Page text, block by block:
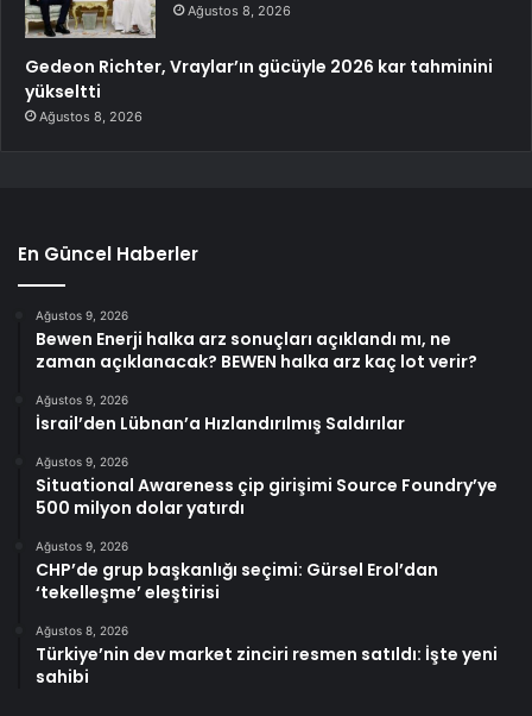
Ağustos 8, 2026
Gedeon Richter, Vraylar’ın gücüyle 2026 kar tahminini
yükseltti
Ağustos 8, 2026
En Güncel Haberler
Ağustos 9, 2026
Bewen Enerji halka arz sonuçları açıklandı mı, ne
zaman açıklanacak? BEWEN halka arz kaç lot verir?
Ağustos 9, 2026
İsrail’den Lübnan’a Hızlandırılmış Saldırılar
Ağustos 9, 2026
Situational Awareness çip girişimi Source Foundry’ye
500 milyon dolar yatırdı
Ağustos 9, 2026
CHP’de grup başkanlığı seçimi: Gürsel Erol’dan
‘tekelleşme’ eleştirisi
Ağustos 8, 2026
Türkiye’nin dev market zinciri resmen satıldı: İşte yeni
sahibi